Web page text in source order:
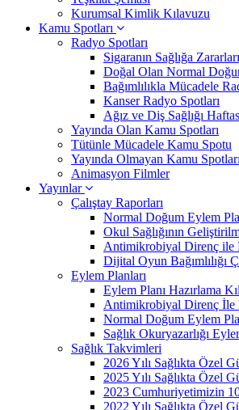
Kurumsal Kimlik Kılavuzu
Kamu Spotları
Radyo Spotları
Sigaranın Sağlığa
Doğal Olan Normal
Bağımlılıkla Mücadele
Kanser Radyo Spotları
Ağız ve Diş Sağlığı
Yayında Olan Kamu Spotları
Tütünle Mücadele Kamu Spotu
Yayında Olmayan Kamu Spotları
Animasyon Filmler
Yayınlar
Çalıştay Raporları
Normal Doğum Eylem
Okul Sağlığının
Antimikrobiyal Direnç ile
Dijital Oyun Bağımlılığı
Eylem Planları
Eylem Planı Hazırlama
Antimikrobiyal Direnç İle
Normal Doğum Eylem
Sağlık Okuryazarlığı
Sağlık Takvimleri
2026 Yılı Sağlıkta Özel
2025 Yılı Sağlıkta Özel
2023 Cumhuriyetimizin
2022 Yılı Sağlıkta Özel